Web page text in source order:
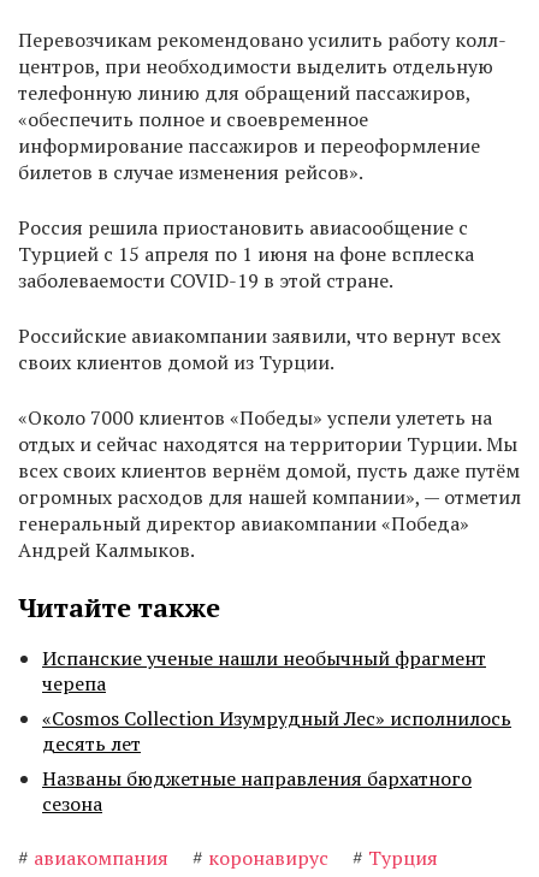
Перевозчикам рекомендовано усилить работу колл-
центров, при необходимости выделить отдельную
телефонную линию для обращений пассажиров,
«обеспечить полное и своевременное
информирование пассажиров и переоформление
билетов в случае изменения рейсов».
Россия решила приостановить авиасообщение с
Турцией с 15 апреля по 1 июня на фоне всплеска
заболеваемости COVID-19 в этой стране.
Российские авиакомпании заявили, что вернут всех
своих клиентов домой из Турции.
«Около 7000 клиентов «Победы» успели улететь на
отдых и сейчас находятся на территории Турции. Мы
всех своих клиентов вернём домой, пусть даже путём
огромных расходов для нашей компании», — отметил
генеральный директор авиакомпании «Победа»
Андрей Калмыков.
Читайте также
Испанские ученые нашли необычный фрагмент
черепа
«Cosmos Collection Изумрудный Лес» исполнилось
десять лет
Названы бюджетные направления бархатного
сезона
# авиакомпания # коронавирус # Турция